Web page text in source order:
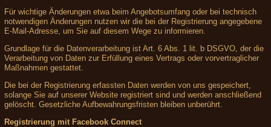
Für wichtige Änderungen etwa beim Angebotsumfang oder bei technisch
notwendigen Änderungen nutzen wir die bei der Registrierung angegebene
E-Mail-Adresse, um Sie auf diesem Wege zu informieren.
Grundlage für die Datenverarbeitung ist Art. 6 Abs. 1 lit. b DSGVO, der die
Verarbeitung von Daten zur Erfüllung eines Vertrags oder vorvertraglicher
Maßnahmen gestattet.
Die bei der Registrierung erfassten Daten werden von uns gespeichert,
solange Sie auf unserer Website registriert sind und werden anschließend
gelöscht. Gesetzliche Aufbewahrungsfristen bleiben unberührt.
Registrierung mit Facebook Connect